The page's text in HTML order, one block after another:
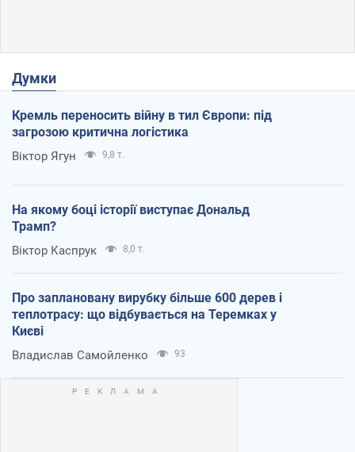
Думки
Кремль переносить війну в тил Європи: під
загрозою критична логістика
Віктор Ягун 9,8 т.
На якому боці історії виступає Дональд
Трамп?
Віктор Каспрук 8,0 т.
Про заплановану вирубку більше 600 дерев і
теплотрасу: що відбувається на Теремках у
Києві
Владислав Самойленко 93